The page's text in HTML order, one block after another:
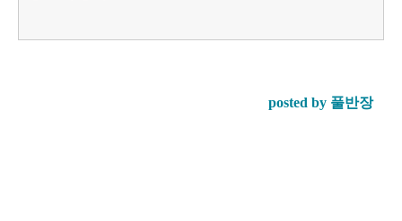
posted by 풀반장